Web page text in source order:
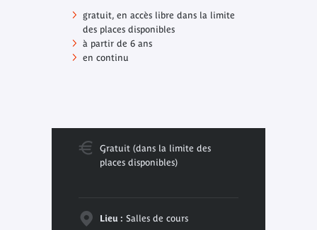
gratuit, en accès libre dans la limite
des places disponibles
à partir de 6 ans
en continu
Gratuit (dans la limite des
places disponibles)
Lieu : Salles de cours